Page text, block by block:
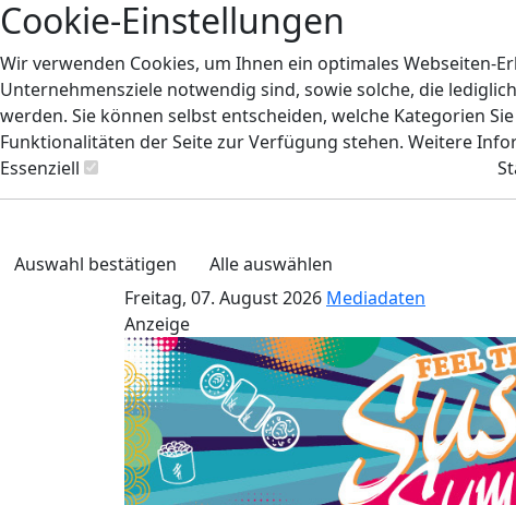
Cookie-Einstellungen
Wir verwenden Cookies, um Ihnen ein optimales Webseiten-
Unternehmensziele notwendig sind, sowie solche, die
werden. Sie können selbst entscheiden, welche Kategorien
Funktionalitäten der Seite zur Verfügung stehen. Weitere
Essenziell
Auswahl bestätigen
Alle auswählen
Freitag, 07. August 2026 Mediadaten
Anzeige